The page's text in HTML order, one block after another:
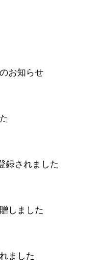
お知らせ
録されました
しました
ました